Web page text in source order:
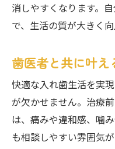
消しやすくなります。
で、生活の質が大きく向
歯医者と共に叶
快適な入れ歯生活を実
が欠かせません。治療
は、痛みや違和感、噛
も相談しやすい雰囲気